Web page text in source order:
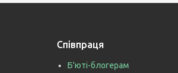
Співпраця
Б'юті-блогерам